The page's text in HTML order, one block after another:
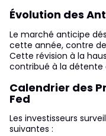
Évolution des
Le marché anticipe
cette année, contre
Cette révision à la
contribué à la détente
Calendrier des
Fed
Les investisseurs
suivantes :